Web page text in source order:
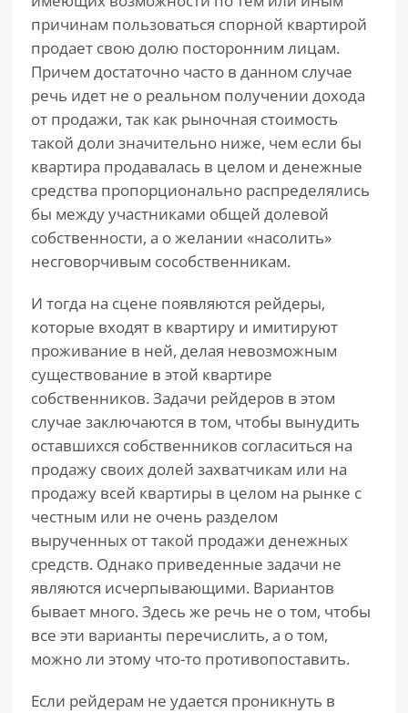
причинам пользоваться спорной квартирой
продает свою долю посторонним лицам.
Причем достаточно часто в данном случае
речь идет не о реальном получении дохода
от продажи, так как рыночная стоимость
такой доли значительно ниже, чем если бы
квартира продавалась в целом и денежные
средства пропорционально распределялись
бы между участниками общей долевой
собственности, а о желании «насолить»
несговорчивым сособственникам.
И тогда на сцене появляются рейдеры,
которые входят в квартиру и имитируют
проживание в ней, делая невозможным
существование в этой квартире
собственников. Задачи рейдеров в этом
случае заключаются в том, чтобы вынудить
оставшихся собственников согласиться на
продажу своих долей захватчикам или на
продажу всей квартиры в целом на рынке с
честным или не очень разделом
вырученных от такой продажи денежных
средств. Однако приведенные задачи не
являются исчерпывающими. Вариантов
бывает много. Здесь же речь не о том, чтобы
все эти варианты перечислить, а о том,
можно ли этому что-то противопоставить.
Если рейдерам не удается проникнуть в